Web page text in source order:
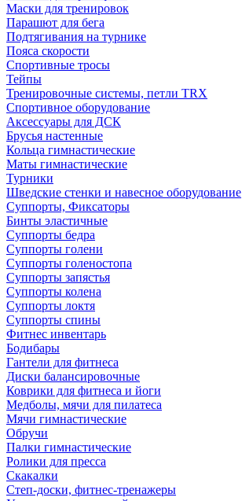
Маски для тренировок
Парашют для бега
Подтягивания на турнике
Пояса скорости
Спортивные тросы
Тейпы
Тренировочные системы, петли TRX
Спортивное оборудование
Аксессуары для ДСК
Брусья настенные
Кольца гимнастические
Маты гимнастические
Турники
Шведские стенки и навесное оборудование
Суппорты, Фиксаторы
Бинты эластичные
Суппорты бедра
Суппорты голени
Суппорты голеностопа
Суппорты запястья
Суппорты колена
Суппорты локтя
Суппорты спины
Фитнес инвентарь
Бодибары
Гантели для фитнеса
Диски балансировочные
Коврики для фитнеса и йоги
Медболы, мячи для пилатеса
Мячи гимнастические
Обручи
Палки гимнастические
Ролики для пресса
Скакалки
Степ-доски, фитнес-тренажеры